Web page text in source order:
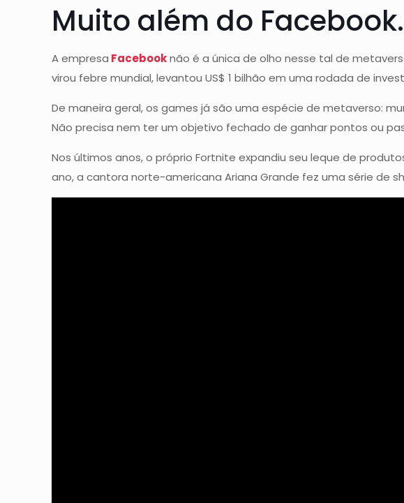
Muito além do
A empresa Facebooknão é a única de olho nesse tal de
virou febre mundial, levantou US$ 1 bilhão em uma rodada de
De maneira geral, os games já são uma espécie de metaverso:
Não precisa nem ter um objetivo fechado de ganhar pontos ou
Nos últimos anos, o próprio Fortnite expandiu seu leque de
ano, a cantora norte-americana Ariana Grande fez uma série de